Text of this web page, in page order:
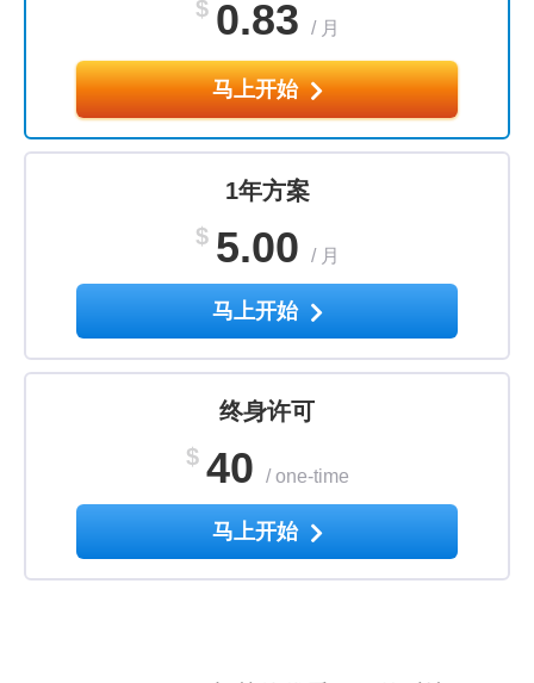
$ 0.83 / 月
马上开始
1年方案
$ 5.00 / 月
马上开始
终身许可
$ 40 /one-time
马上开始